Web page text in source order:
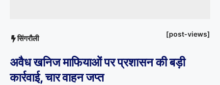
सिंगरौली [post-views]
अवैध खनिज माफियाओं पर प्रशासन की बड़ी
कार्रवाई, चार वाहन जप्त